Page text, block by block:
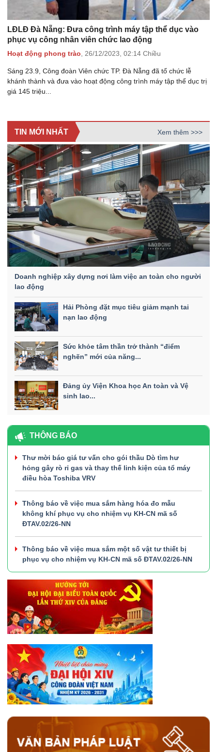
LĐLĐ Đà Nẵng: Đưa công trình máy tập thể dục vào
phục vụ công nhân viên chức lao động
Hoạt động phong trào, 26/12/2023, 02:14 Chiều
Sáng 23.9, Công đoàn Viên chức TP. Đà Nẵng đã tổ chức lễ
khánh thành và đưa vào hoạt động công trình máy tập thể dục trị
giá 145 triệu...
TIN MỚI NHẤT Xem thêm >>>
Doanh nghiệp xây dựng nơi làm việc an toàn cho người
lao động
Hải Phòng đặt mục tiêu giảm mạnh tai
nạn lao động
Sức khỏe tâm thần trở thành “điểm
nghẽn” mới của năng...
Đảng ủy Viện Khoa học An toàn và Vệ
sinh lao...
THÔNG BÁO
Thư mời báo giá tư vấn cho gói thầu Dò tìm hư
hỏng gây rò rỉ gas và thay thế linh kiện của tổ máy
điều hòa Toshiba VRV
Thông báo về việc mua sắm hàng hóa đo mẫu
không khí phục vụ cho nhiệm vụ KH-CN mã số
ĐTAV.02/26-NN
Thông báo về việc mua sắm một số vật tư thiết bị
phục vụ cho nhiệm vụ KH-CN mã số ĐTAV.02/26-NN